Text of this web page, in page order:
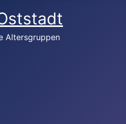
Altersgruppen